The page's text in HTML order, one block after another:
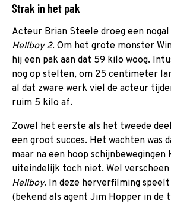
Strak in het pak
Acteur Brian Steele droeg een
Hellboy 2. Om het grote monster
hij een pak aan dat 59 kilo woog.
nog op stelten, om 25 centimeter
al dat zware werk viel de acteur
ruim 5 kilo af.
Zowel het eerste als het tweede
een groot succes. Het wachten was
maar na een hoop schijnbewegingen
uiteindelijk toch niet. Wel
Hellboy. In deze herverfilming
(bekend als agent Jim Hopper in de